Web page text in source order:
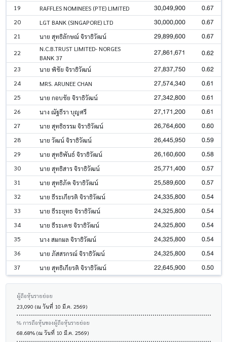
19 RAFFLES NOMINEES (PTE) LIMITED 30,049,900 0.67
20 LGT BANK (SINGAPORE) LTD 30,000,000 0.67
21 นาย สุทธิลักษณ์ จิราธิวัฒน์ 29,899,600 0.67
22
N.C.B.TRUST LIMITED- NORGES
BANK 37
27,861,671 0.62
23 นาย พิชัย จิราธิวัฒน์ 27,837,750 0.62
24 MRS. ARUNEE CHAN 27,574,340 0.61
25 นาย กอบชัย จิราธิวัฒน์ 27,342,800 0.61
26 นาง ณัฐธีรา บุญศรี 27,171,200 0.61
27 นาย สุทธิธรรม จิราธิวัฒน์ 26,764,600 0.60
28 นาย วัฒน์ จิราธิวัฒน์ 26,445,950 0.59
29 นาย สุทธิพันธ์ จิราธิวัฒน์ 26,160,600 0.58
30 นาย สุทธิสาร จิราธิวัฒน์ 25,771,400 0.57
31 นาย สุทธิภัค จิราธิวัฒน์ 25,589,600 0.57
32 นาย ธีระเกียรติ จิราธิวัฒน์ 24,335,800 0.54
33 นาย ธีระยุทธ จิราธิวัฒน์ 24,325,800 0.54
34 นาย ธีระเดช จิราธิวัฒน์ 24,325,800 0.54
35 นาง สมกมล จิราธิวัฒน์ 24,325,800 0.54
36 นาย ภัสสรกรณ์ จิราธิวัฒน์ 24,325,800 0.54
37 นาย สุทธิเกียรติ จิราธิวัฒน์ 22,645,900 0.50
ผู้ถือหุ้นรายย่อย
23,090 (ณ วันที่ 10 มี.ค. 2569)
% การถือหุ้นของผู้ถือหุ้นรายย่อย
68.68% (ณ วันที่ 10 มี.ค. 2569)